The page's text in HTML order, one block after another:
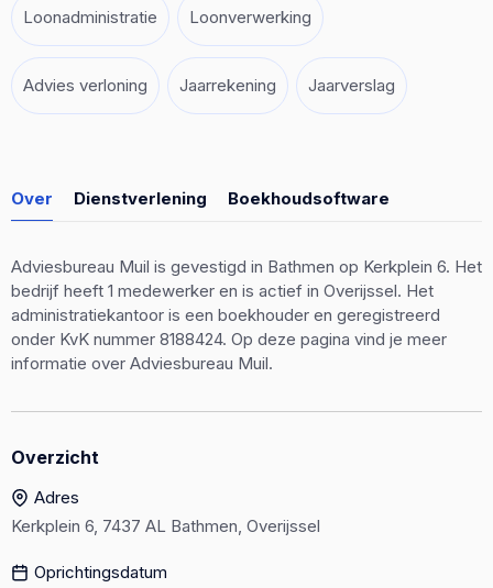
Loonadministratie Loonverwerking
Advies verloning Jaarrekening Jaarverslag
Over Dienstverlening Boekhoudsoftware
Adviesbureau Muil is gevestigd in Bathmen op Kerkplein 6. Het
bedrijf heeft 1 medewerker en is actief in Overijssel. Het
administratiekantoor is een boekhouder en geregistreerd
onder KvK nummer 8188424. Op deze pagina vind je meer
informatie over Adviesbureau Muil.
Overzicht
Adres
Kerkplein 6, 7437 AL Bathmen, Overijssel
Oprichtingsdatum